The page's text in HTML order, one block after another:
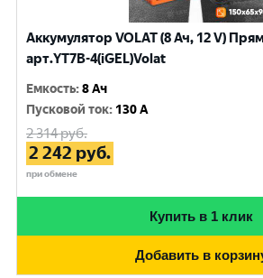
Аккумулятор VOLAT (8 Ач, 12 V)
арт.YT7B-4(iGEL)Volat
Емкость:8 Ач
Пусковой ток: 130 A
2 314руб.
2 242 руб.
при обмене
Купить в 1 клик
Добавить в